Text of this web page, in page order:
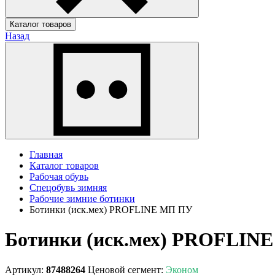
Каталог товаров
Назад
Главная
Каталог товаров
Рабочая обувь
Спецобувь зимняя
Рабочие зимние ботинки
Ботинки (иск.мех) PROFLINE МП ПУ
Ботинки (иск.мех)
Артикул: 87488264 Ценовой сегмент: Эконом